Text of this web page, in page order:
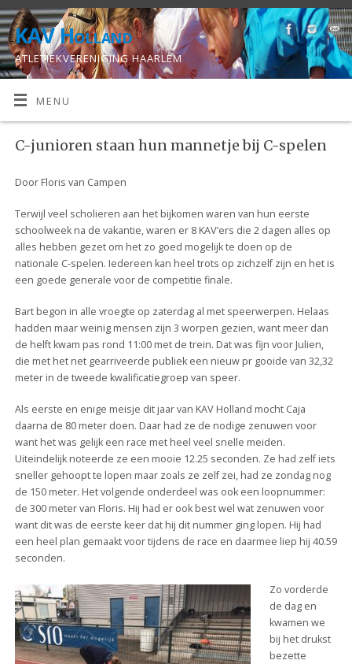
KAV Holland
ATLETIEKVERENIGING HAARLEM
MENU
C-junioren staan hun mannetje bij C-spelen
Door Floris van Campen
Terwijl veel scholieren aan het bijkomen waren van hun eerste
schoolweek na de vakantie, waren er 8 KAV’ers die 2 dagen alles op
alles hebben gezet om het zo goed mogelijk te doen op de
nationale C-spelen. Iedereen kan heel trots op zichzelf zijn en het is
een goede generale voor de competitie finale.
Bart begon in alle vroegte op zaterdag al met speerwerpen. Helaas
hadden maar weinig mensen zijn 3 worpen gezien, want meer dan
de helft kwam pas rond 11:00 met de trein. Dat was fijn voor Julien,
die met het net gearriveerde publiek een nieuw pr gooide van 32,32
meter in de tweede kwalificatiegroep van speer.
Als eerste en enige meisje dit jaar van KAV Holland mocht Caja
daarna de 80 meter doen. Daar had ze de nodige zenuwen voor
want het was gelijk een race met heel veel snelle meiden.
Uiteindelijk noteerde ze een mooie 12.25 seconden. Ze had zelf iets
sneller gehoopt te lopen maar zoals ze zelf zei, had ze zondag nog
de 150 meter. Het volgende onderdeel was ook een loopnummer:
de 300 meter van Floris. Hij had er ook best wel wat zenuwen voor
want dit was de eerste keer dat hij dit nummer ging lopen. Hij had
een heel plan gemaakt voor tijdens de race en daarmee liep hij 40.59
seconden.
Zo vorderde
de dag en
kwamen we
bij het drukst
bezette